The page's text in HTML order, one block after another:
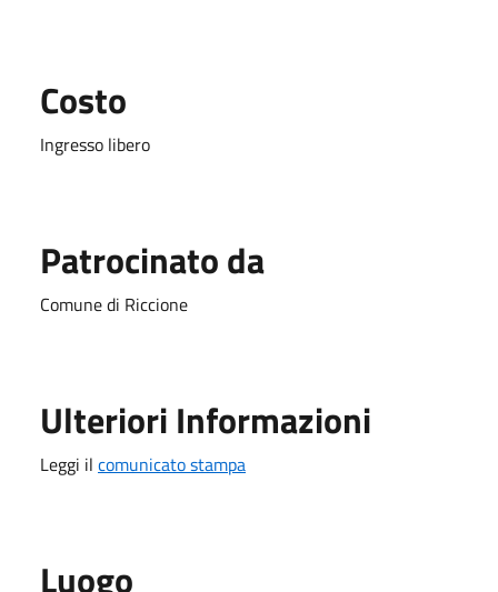
Costo
Ingresso libero
Patrocinato da
Comune di Riccione
Ulteriori Informazioni
Leggi il comunicato stampa
Luogo